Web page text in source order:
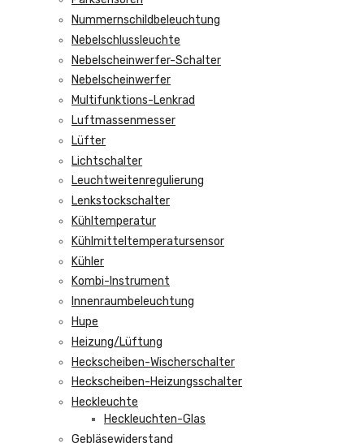
Nummernschildbeleuchtung
Nebelschlussleuchte
Nebelscheinwerfer-Schalter
Nebelscheinwerfer
Multifunktions-Lenkrad
Luftmassenmesser
Lüfter
Lichtschalter
Leuchtweitenregulierung
Lenkstockschalter
Kühltemperatur
Kühlmitteltemperatursensor
Kühler
Kombi-Instrument
Innenraumbeleuchtung
Hupe
Heizung/Lüftung
Heckscheiben-Wischerschalter
Heckscheiben-Heizungsschalter
Heckleuchte
Heckleuchten-Glas
Gebläsewiderstand